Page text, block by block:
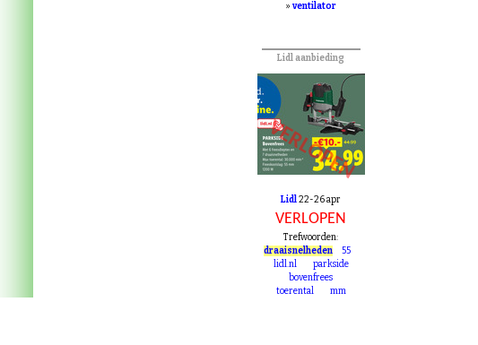
»ventilator
Lidl aanbieding
VERLOPEN
Lidl22-26 apr
VERLOPEN
Trefwoorden:
draaisnelheden
55
lidl.nl
parkside
bovenfrees
toerental
mm